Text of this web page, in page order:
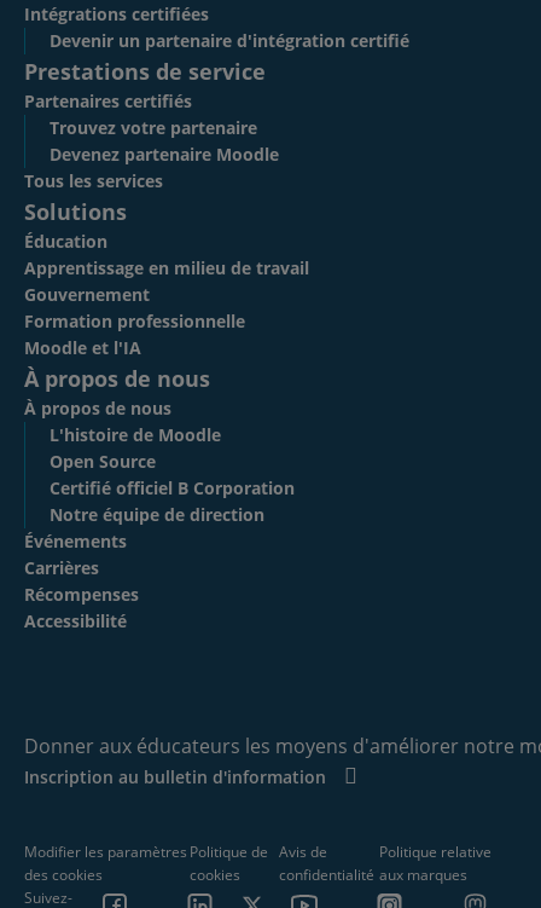
Intégrations certifiées
Devenir un partenaire d'intégration certifié
Prestations de service
Partenaires certifiés
Trouvez votre partenaire
Devenez partenaire Moodle
Tous les services
Solutions
Éducation
Apprentissage en milieu de travail
Gouvernement
Formation professionnelle
Moodle et l'IA
À propos de nous
À propos de nous
L'histoire de Moodle
Open Source
Certifié officiel B Corporation
Notre équipe de direction
Événements
Carrières
Récompenses
Accessibilité
Donner aux éducateurs les moyens d'améliorer notre
Inscription au bulletin d'information
Modifier les paramètres
des cookies
Politique de
cookies
Avis de
confidentialité
Politique relative
aux marques
Suivez-